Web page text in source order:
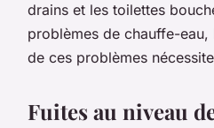
drains et les toilettes
problèmes de chauffe-
de ces problèmes
Fuites au niveau